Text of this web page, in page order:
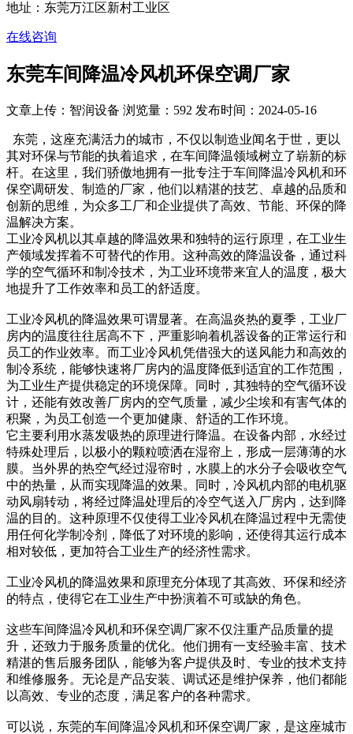
地址：东莞万江区新村工业区
在线咨询
东莞车间降温冷风机环保空调厂家
文章上传：智润设备 浏览量：592 发布时间：2024-05-16
东莞，这座充满活力的城市，不仅以制造业闻名于世，更以
其对环保与节能的执着追求，在车间降温领域树立了崭新的标
杆。在这里，我们骄傲地拥有一批专注于车间降温冷风机和环
保空调研发、制造的厂家，他们以精湛的技艺、卓越的品质和
创新的思维，为众多工厂和企业提供了高效、节能、环保的降
温解决方案。
工业冷风机以其卓越的降温效果和独特的运行原理，在工业生
产领域发挥着不可替代的作用。这种高效的降温设备，通过科
学的空气循环和制冷技术，为工业环境带来宜人的温度，极大
地提升了工作效率和员工的舒适度。
工业冷风机的降温效果可谓显著。在高温炎热的夏季，工业厂
房内的温度往往居高不下，严重影响着机器设备的正常运行和
员工的作业效率。而工业冷风机凭借强大的送风能力和高效的
制冷系统，能够快速将厂房内的温度降低到适宜的工作范围，
为工业生产提供稳定的环境保障。同时，其独特的空气循环设
计，还能有效改善厂房内的空气质量，减少尘埃和有害气体的
积聚，为员工创造一个更加健康、舒适的工作环境。
​它主要利用水蒸发吸热的原理进行降温。在设备内部，水经过
特殊处理后，以极小的颗粒喷洒在湿帘上，形成一层薄薄的水
膜。当外界的热空气经过湿帘时，水膜上的水分子会吸收空气
中的热量，从而实现降温的效果。同时，冷风机内部的电机驱
动风扇转动，将经过降温处理后的冷空气送入厂房内，达到降
温的目的。这种原理不仅使得工业冷风机在降温过程中无需使
用任何化学制冷剂，降低了对环境的影响，还使得其运行成本
相对较低，更加符合工业生产的经济性需求。
工业冷风机的降温效果和原理充分体现了其高效、环保和经济
的特点，使得它在工业生产中扮演着不可或缺的角色。
这些车间降温冷风机和环保空调厂家不仅注重产品质量的提
升，还致力于服务质量的优化。他们拥有一支经验丰富、技术
精湛的售后服务团队，能够为客户提供及时、专业的技术支持
和维修服务。无论是产品安装、调试还是维护保养，他们都能
以高效、专业的态度，满足客户的各种需求。
可以说，东莞的车间降温冷风机和环保空调厂家，是这座城市